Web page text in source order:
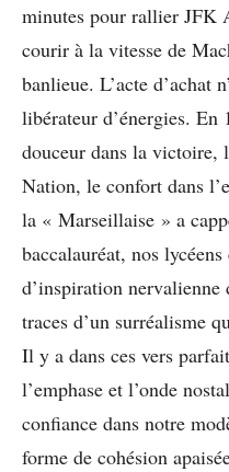
minutes pour rallier JFK
courir à la vitesse de
banlieue. L’acte d’achat
libérateur d’énergies.
douceur dans la victoire,
Nation, le confort dans
la « Marseillaise » a
baccalauréat, nos
d’inspiration nervalienne
traces d’un surréalisme
Il y a dans ces vers
l’emphase et l’onde
confiance dans notre
forme de cohésion